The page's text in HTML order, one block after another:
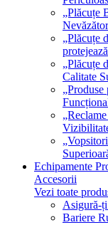
„Plăcuțe
„Plăcuțe
„Plăcuțe
Calitate
Echipamente
Accesorii
Vezi toate
Asigură-
Bariere